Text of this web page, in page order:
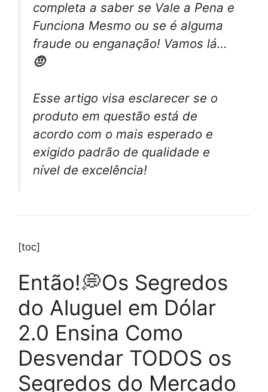
completa a saber se Vale a Pena e
Funciona Mesmo ou se é alguma
fraude ou enganação! Vamos lá…
🤨
Esse artigo visa esclarecer se o
produto em questão está de
acordo com o mais esperado e
exigido padrão de qualidade e
nível de excelência!
[toc]
Então!💭Os Segredos
do Aluguel em Dólar
2.0 Ensina Como
Desvendar TODOS os
Segredos do Mercado